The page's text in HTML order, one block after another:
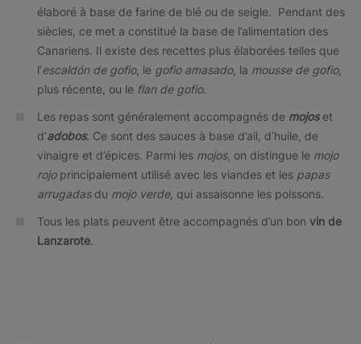
élaboré à base de farine de blé ou de seigle. Pendant des
siècles, ce met a constitué la base de l’alimentation des
Canariens. Il existe des recettes plus élaborées telles que
l’escaldón de gofio, le gofio amasado, la mousse de gofio,
plus récente, ou le flan de gofio.
Les repas sont généralement accompagnés de mojoset
d’adobos. Ce sont des sauces à base d’ail, d’huile, de
vinaigre et d’épices. Parmi les mojos, on distingue le mojo
rojoprincipalement utilisé avec les viandes et les papas
arrugadasdu mojo verde, qui assaisonne les poissons.
Tous les plats peuvent être accompagnés d’un bon vin de
Lanzarote.